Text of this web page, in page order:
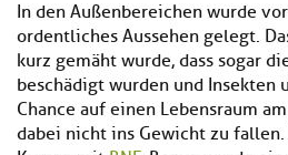
In den Außenbereichen wurde
ordentliches Aussehen gelegt.
kurz gemäht wurde, dass sogar
beschädigt wurden und Insekten
Chance auf einen Lebensraum
dabei nicht ins Gewicht zu